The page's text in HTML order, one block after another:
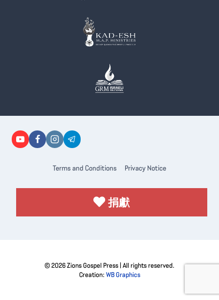
Terms and Conditions Privacy Notice
捐獻
© 2026 Zions Gospel Press | All rights reserved.
Creation: WB Graphics